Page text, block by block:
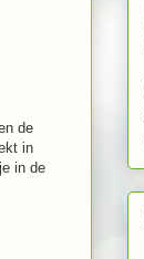
de
in
in de